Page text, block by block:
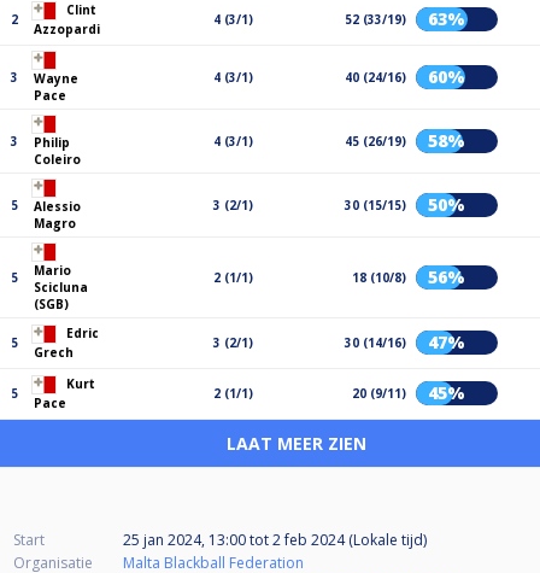
2
Clint
Azzopardi
4 (3/1) 52 (33/19) 63%
3
Wayne
Pace
4 (3/1) 40 (24/16) 60%
3
Philip
Coleiro
4 (3/1) 45 (26/19) 58%
5
Alessio
Magro
3 (2/1) 30 (15/15) 50%
5
Mario
Scicluna
(SGB)
2 (1/1) 18 (10/8) 56%
5
Edric
Grech
3 (2/1) 30 (14/16) 47%
5
Kurt
Pace
2 (1/1) 20 (9/11) 45%
LAAT MEER ZIEN
Start 25 jan 2024, 13:00tot2 feb 2024 (Lokale tijd)
Organisatie
Malta Blackball Federation